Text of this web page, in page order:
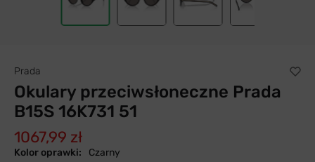
Prada
Okulary przeciwsłoneczne Prada
B15S 16K731 51
1067,99 zł
Kolor oprawki: Czarny